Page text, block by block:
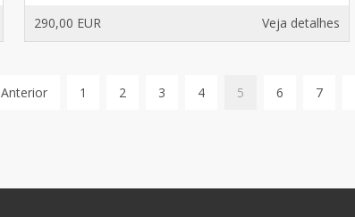
290,00 EUR Veja detalhes
Anterior 1 2 3 4 5 6 7